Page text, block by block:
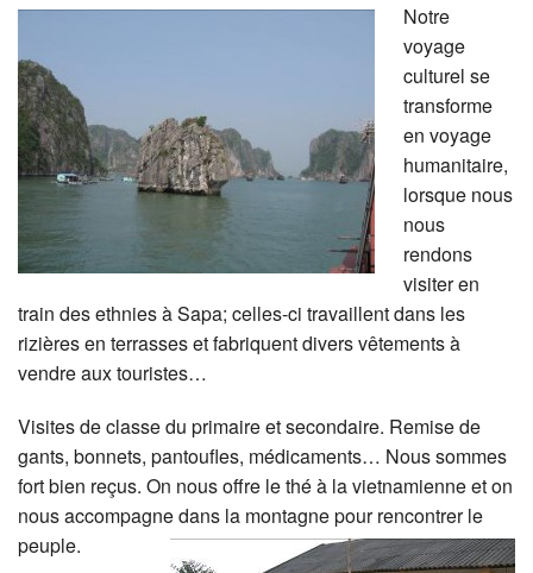
Notre
voyage
culturel se
transforme
en voyage
humanitaire,
lorsque nous
nous
rendons
visiter en
train des ethnies à Sapa; celles-ci travaillent dans les
rizières en terrasses et fabriquent divers vêtements à
vendre aux touristes…
Visites de classe du primaire et secondaire. Remise de
gants, bonnets, pantoufles, médicaments… Nous sommes
fort bien reçus. On nous offre le thé à la vietnamienne et on
nous accompagne dans la montagne pour rencontrer le
peuple.